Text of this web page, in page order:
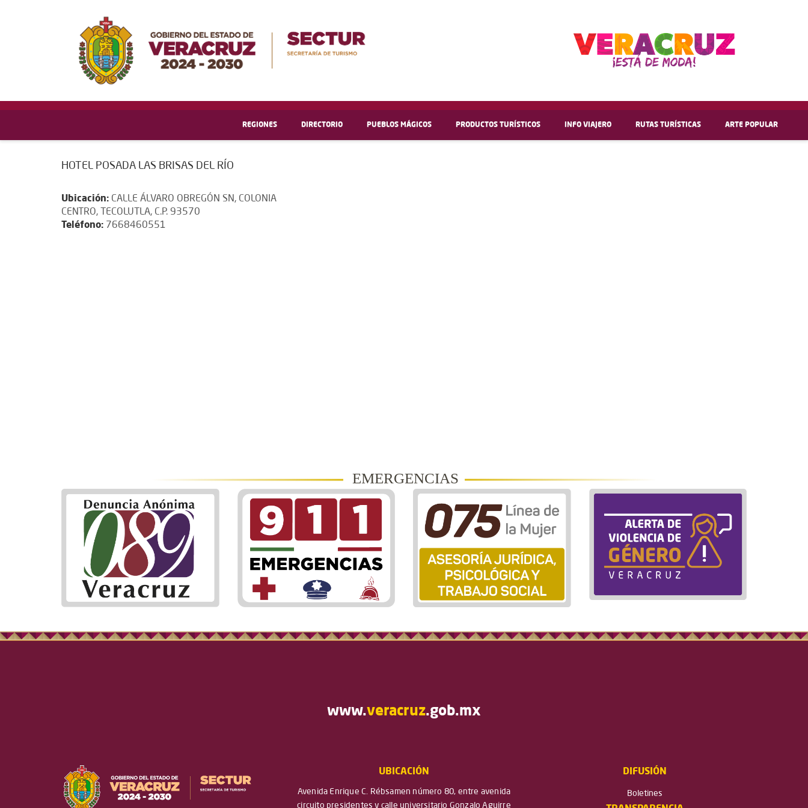
REGIONES DIRECTORIO PUEBLOS MÁGICOS PRODUCTOS TURÍSTICOS INFO VIAJERO RUTAS TURÍSTICAS ARTE POPULAR
HOTEL POSADA LAS BRISAS DEL RÍO
Ubicación: CALLE ÁLVARO OBREGÓN SN, COLONIA
CENTRO, TECOLUTLA, C.P. 93570
Teléfono: 7668460551
EMERGENCIAS
www.veracruz.gob.mx
UBICACIÓN
Avenida Enrique C. Rébsamen número 80, entre avenida
circuito presidentes y calle universitario Gonzalo Aguirre
DIFUSIÓN
Boletines